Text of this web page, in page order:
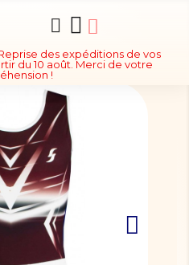
des expéditions de vos
du 10 août. Merci de votre
!